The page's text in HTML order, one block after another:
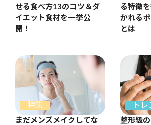
せる食べ方13のコツ＆ダ
イエット食材を一挙公
開！
る特徴
かれる
とは
特集
まだメンズメイクしてな
ト
整形級